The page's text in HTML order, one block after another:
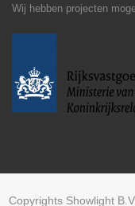
Wij hebben projecten
Copyrights Showlight